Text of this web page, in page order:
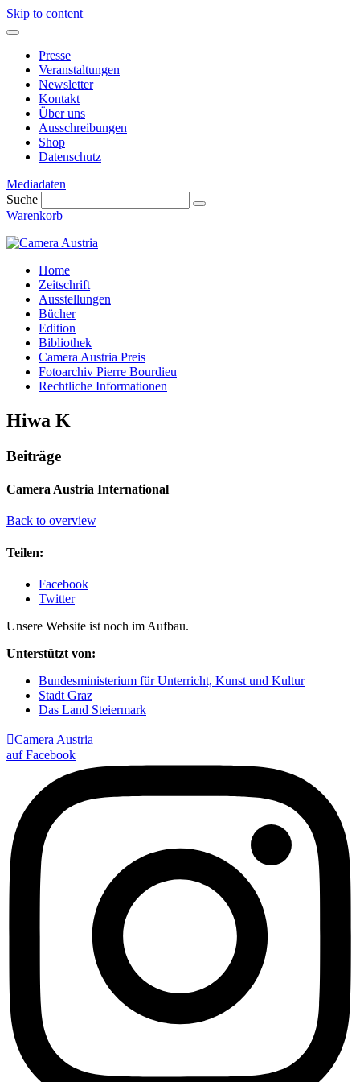
Skip to content
Presse
Veranstaltungen
Newsletter
Kontakt
Über uns
Ausschreibungen
Shop
Datenschutz
Mediadaten
Suche
Warenkorb
Home
Zeitschrift
Ausstellungen
Bücher
Edition
Bibliothek
Camera Austria Preis
Fotoarchiv Pierre Bourdieu
Rechtliche Informationen
Hiwa K
Beiträge
Camera Austria International
Back to overview
Teilen:
Facebook
Twitter
Unsere Website ist noch im Aufbau.
Unterstützt von:
Bundesministerium für Unterricht, Kunst und Kultur
Stadt Graz
Das Land Steiermark
Camera Austria
auf Facebook